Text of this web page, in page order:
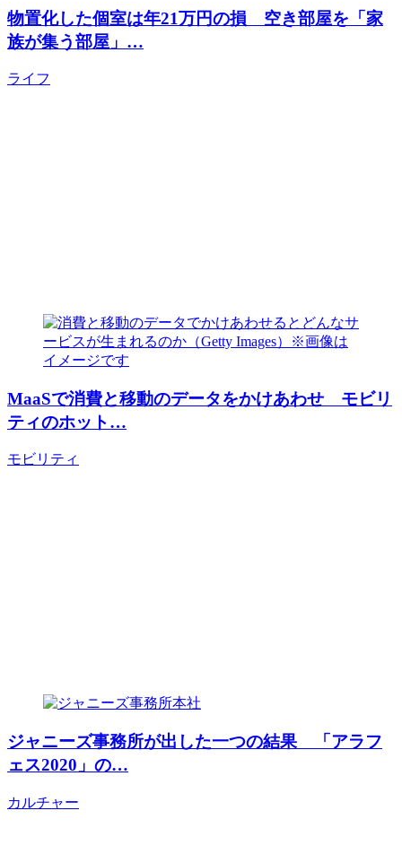
物置化した個室は年21万円の損 空き部屋を「家
族が集う部屋」…
ライフ
MaaSで消費と移動のデータをかけあわせ モビリ
ティのホット…
モビリティ
ジャニーズ事務所が出した一つの結果 「アラフ
ェス2020」の…
カルチャー